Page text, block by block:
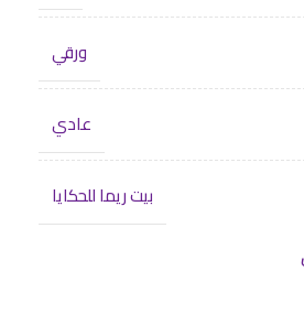
ورقي
عادي
بيت ريما للحكايا